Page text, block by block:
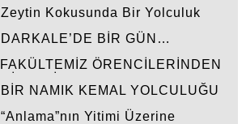
Zeytin Kokusunda Bir Yolculuk
DARKALE’DE BİR GÜN…
FAKÜLTEMİZ ÖRENCİLERİNDEN
BİR NAMIK KEMAL YOLCULUĞU
“Anlama”nın Yitimi Üzerine